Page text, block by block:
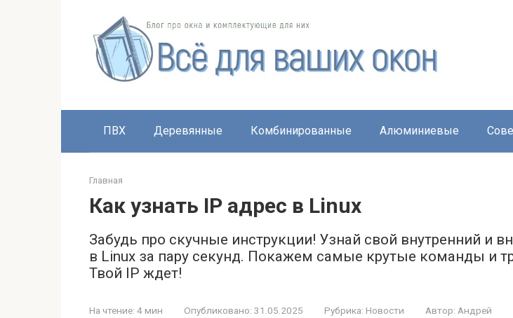
ПВХ Деревянные Комбинированные Алюминиевые
Главная
Как узнать IP адрес в Linux
Забудь про скучные инструкции! Узнай свой внутренний и
в Linux за пару секунд. Покажем самые крутые команды и
Твой IP ждет!
На чтение: 4 мин Опубликовано: 31.05.2025 Рубрика: Новости Автор: Андрей